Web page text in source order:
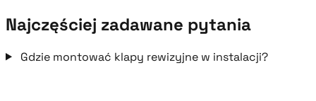
Najczęściej zadawane pytania
Gdzie montować klapy rewizyjne w instalacji?